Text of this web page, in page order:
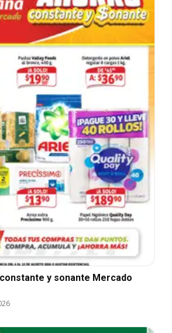
y sonante Mercado